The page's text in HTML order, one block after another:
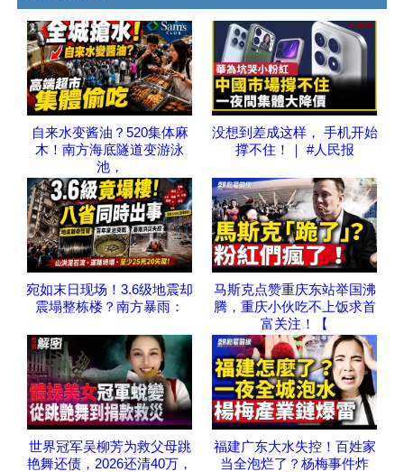
自来水变酱油？520集体麻
木！南方海底隧道变游泳
池，
没想到差成这样， 手机开始
撑不住！｜ #人民报
宛如末日现场！3.6级地震却
震塌整栋楼？南方暴雨：
马斯克点赞重庆东站举国沸
腾，重庆小伙吃不上饭求首
富关注！【
世界冠军吴柳芳为救父母跳
艳舞还债，2026还清40万，
福建广东大水失控！百姓家
当全泡烂了？杨梅事件炸